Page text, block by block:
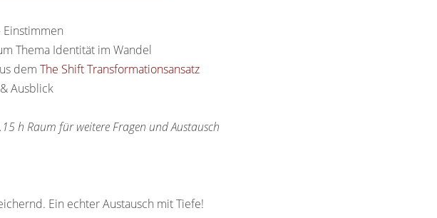
Thema Identität im Wandel
dem The Shift Transformationsansatz
Ausblick
h Raum für weitere Fragen und Austausch
Ein echter Austausch mit Tiefe!